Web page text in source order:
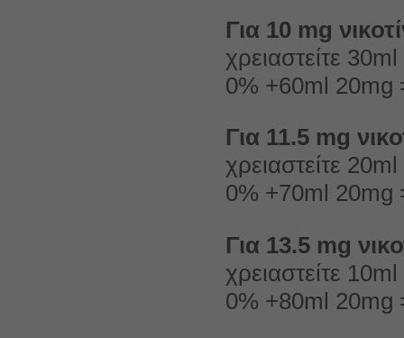
Για 10 mg
χρειαστείτε
0% +60ml 20mg
Για 11.5 mg
χρειαστείτε
0% +70ml 20mg
Για 13.5 mg
χρειαστείτε
0% +80ml 20mg